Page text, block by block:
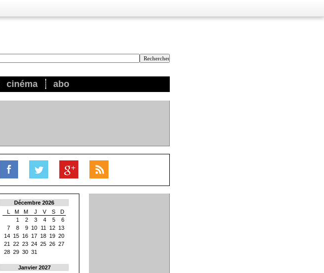
cinéma abo
Décembre 2026
L
M M J V S
D
1
2 3 4 5
6
7
8 9 10 11 12 13
14 15 16 17 18 19 20
21
22 23 24 25 26 27
28 29 30 31
Janvier 2027